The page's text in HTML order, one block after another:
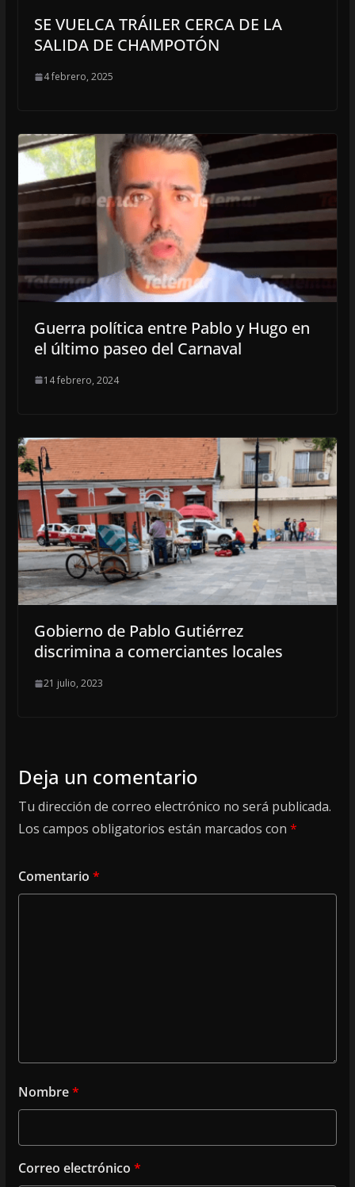
SE VUELCA TRÁILER CERCA DE LA
SALIDA DE CHAMPOTÓN
4 febrero, 2025
Guerra política entre Pablo y Hugo en
el último paseo del Carnaval
14 febrero, 2024
Gobierno de Pablo Gutiérrez
discrimina a comerciantes locales
21 julio, 2023
Deja un comentario
Tu dirección de correo electrónico no será publicada.
Los campos obligatorios están marcados con *
Comentario *
Nombre*
Correo electrónico *